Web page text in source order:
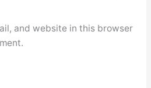
and website in this browser